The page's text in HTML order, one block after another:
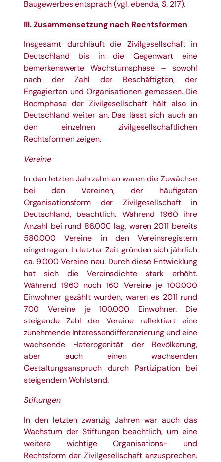
Baugewerbes entsprach (vgl. ebenda, S. 217).
III. Zusammensetzung nach Rechtsformen
Insgesamt durchläuft die Zivilgesellschaft in
Deutschland bis in die Gegenwart eine
bemerkenswerte Wachstumsphase – sowohl
nach der Zahl der Beschäftigten, der
Engagierten und Organisationen gemessen. Die
Boomphase der Zivilgesellschaft hält also in
Deutschland weiter an. Das lässt sich auch an
den einzelnen zivilgesellschaftlichen
Rechtsformen zeigen.
Vereine
In den letzten Jahrzehnten waren die Zuwächse
bei den Vereinen, der häufigsten
Organisationsform der Zivilgesellschaft in
Deutschland, beachtlich. Während 1960 ihre
Anzahl bei rund 86.000 lag, waren 2011 bereits
580.000 Vereine in den Vereinsregistern
eingetragen. In letzter Zeit gründen sich jährlich
ca. 9.000 Vereine neu. Durch diese Entwicklung
hat sich die Vereinsdichte stark erhöht.
Während 1960 noch 160 Vereine je 100.000
Einwohner gezählt wurden, waren es 2011 rund
700 Vereine je 100.000 Einwohner. Die
steigende Zahl der Vereine reflektiert eine
zunehmende Interessendifferenzierung und eine
wachsende Heterogenität der Bevölkerung,
aber auch einen wachsenden
Gestaltungsanspruch durch Partizipation bei
steigendem Wohlstand.
Stiftungen
In den letzten zwanzig Jahren war auch das
Wachstum der Stiftungen beachtlich, um eine
weitere wichtige Organisations- und
Rechtsform der Zivilgesellschaft anzusprechen.